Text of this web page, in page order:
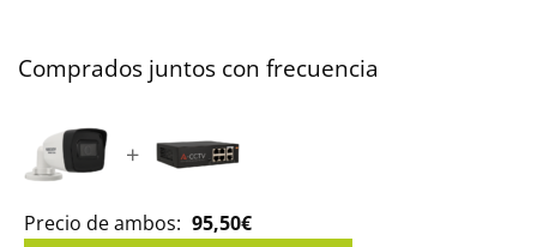
Comprados juntos con frecuencia
+
Precio de ambos: 95,50€